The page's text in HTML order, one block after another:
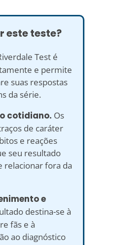
este teste?
Test é
e permite
suas respostas
da série.
cotidiano. Os
de caráter
e reações
seu resultado
relacionar fora da
e
destina-se à
fãs e à
ao diagnóstico